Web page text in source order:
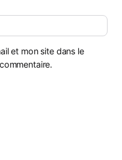
et mon site dans le